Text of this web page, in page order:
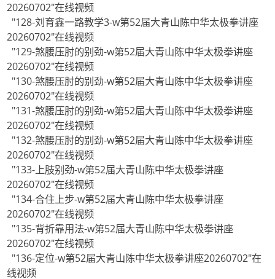
20260702"在线视频
"128-刘育鑫一路教学3-w第52届大青山陈中华太极拳讲座
20260702"在线视频
"129-煞腰压肘的别劲-w第52届大青山陈中华太极拳讲座
20260702"在线视频
"130-煞腰压肘的别劲-w第52届大青山陈中华太极拳讲座
20260702"在线视频
"131-煞腰压肘的别劲-w第52届大青山陈中华太极拳讲座
20260702"在线视频
"132-煞腰压肘的别劲-w第52届大青山陈中华太极拳讲座
20260702"在线视频
"133-上肢别劲-w第52届大青山陈中华太极拳讲座
20260702"在线视频
"134-合住上步-w第52届大青山陈中华太极拳讲座
20260702"在线视频
"135-背折靠用法-w第52届大青山陈中华太极拳讲座
20260702"在线视频
"136-定位-w第52届大青山陈中华太极拳讲座20260702"在
线视频